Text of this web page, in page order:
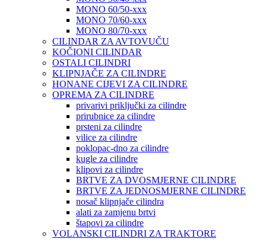
MONO 60/50-xxx
MONO 70/60-xxx
MONO 80/70-xxx
CILINDAR ZA AVTOVUČU
KOČIONI CILINDAR
OSTALI CILINDRI
KLIPNJAČE ZA CILINDRE
HONANE CIJEVI ZA CILINDRE
OPREMA ZA CILINDRE
privarivi priključki za cilindre
prirubnice za cilindre
prsteni za cilindre
vilice za cilindre
poklopac-dno za cilindre
kugle za cilindre
klipovi za cilindre
BRTVE ZA DVOSMJERNE CILINDRE
BRTVE ZA JEDNOSMJERNE CILINDRE
nosač klipnjače cilindra
alati za zamjenu brtvi
štapovi za cilindre
VOLANSKI CILINDRI ZA TRAKTORE